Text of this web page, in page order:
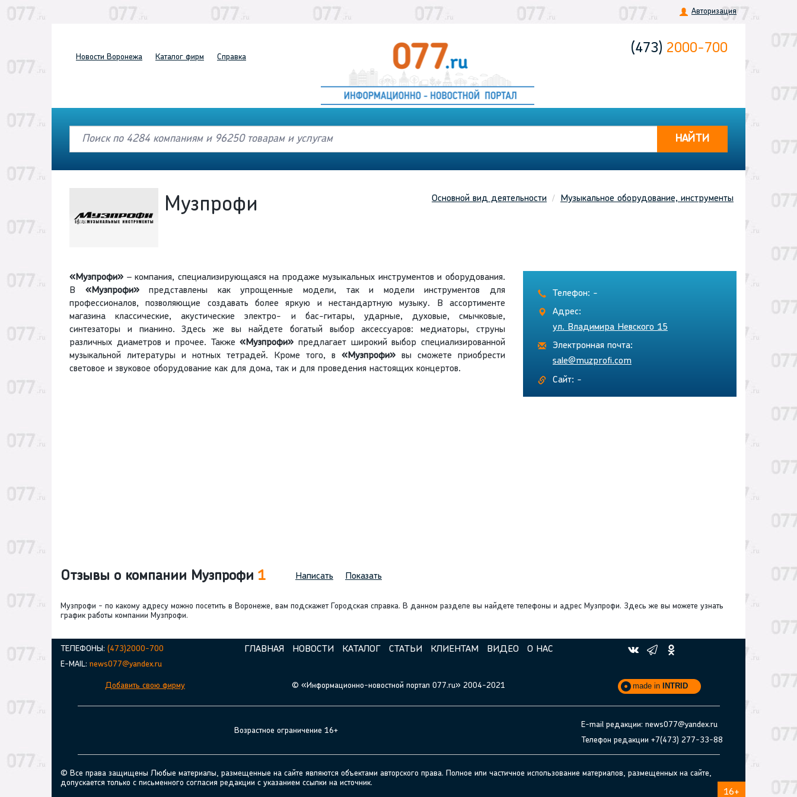
Авторизация
Новости Воронежа Каталог фирм Справка
(473) 2000-700
НАЙТИ
Основной вид деятельности Музыкальное оборудование, инструменты
Музпрофи
«Музпрофи» – компания, специализирующаяся на продаже музыкальных инструментов и оборудования.
В «Музпрофи»представлены как упрощенные модели, так и модели инструментов для
профессионалов, позволяющие создавать более яркую и нестандартную музыку. В ассортименте
магазина классические, акустические электро- и бас-гитары, ударные, духовые, смычковые,
синтезаторы и пианино. Здесь же вы найдете богатый выбор аксессуаров: медиаторы, струны
различных диаметров и прочее. Также «Музпрофи» предлагает широкий выбор специализированной
музыкальной литературы и нотных тетрадей. Кроме того, в «Музпрофи» вы сможете приобрести
световое и звуковое оборудование как для дома, так и для проведения настоящих концертов.
Телефон: -
Адрес:
ул. Владимира Невского 15
Электронная почта:
sale@muzprofi.com
Сайт: -
Отзывы о компании Музпрофи 1 Написать Показать
Музпрофи - по какому адресу можно посетить в Воронеже, вам подскажет Городская справка. В данном разделе вы найдете телефоны и адрес Музпрофи. Здесь же вы можете узнать
график работы компании Музпрофи.
ТЕЛЕФОНЫ: (473)2000-700
E-MAIL: news077@yandex.ru
Добавить свою фирму
ГЛАВНАЯ НОВОСТИ КАТАЛОГ СТАТЬИ КЛИЕНТАМ ВИДЕО О НАС
© «Информационно-новостной портал 077.ru» 2004-2021 made in INTRID
Возрастное ограничение 16+
E-mail редакции: news077@yandex.ru
Телефон редакции +7(473) 277-33-88
© Все права защищены Любые материалы, размещенные на сайте являются объектами авторского права. Полное или частичное использование материалов, размещенных на сайте,
допускается только с письменного согласия редакции с указанием ссылки на источник.
16+